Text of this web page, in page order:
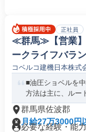
正社員
≪群馬≫【営業】
ークライフバラ
コベルコ建機日本株式
■油圧ショベルを
方法は主に、ルー
群馬県佐波郡
月給27万3000円
必要な経験・能